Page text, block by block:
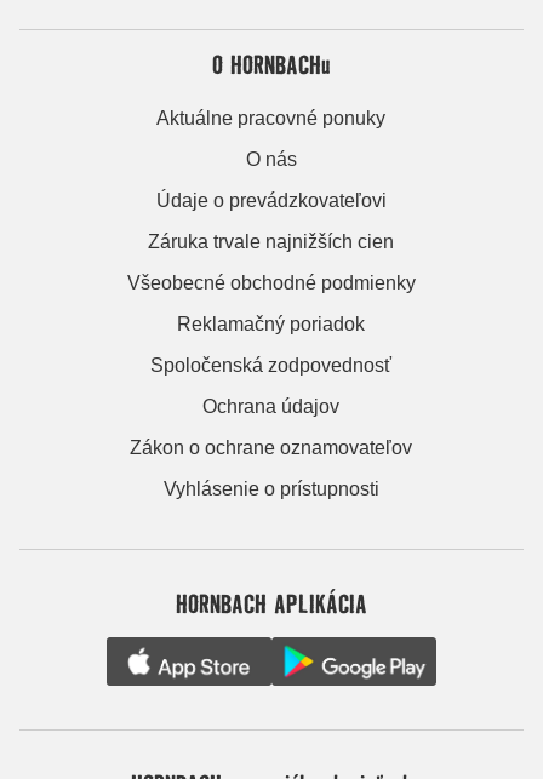
O HORNBACHu
Aktuálne pracovné ponuky
O nás
Údaje o prevádzkovateľovi
Záruka trvale najnižších cien
Všeobecné obchodné podmienky
Reklamačný poriadok
Spoločenská zodpovednosť
Ochrana údajov
Zákon o ochrane oznamovateľov
Vyhlásenie o prístupnosti
HORNBACH APLIKÁCIA